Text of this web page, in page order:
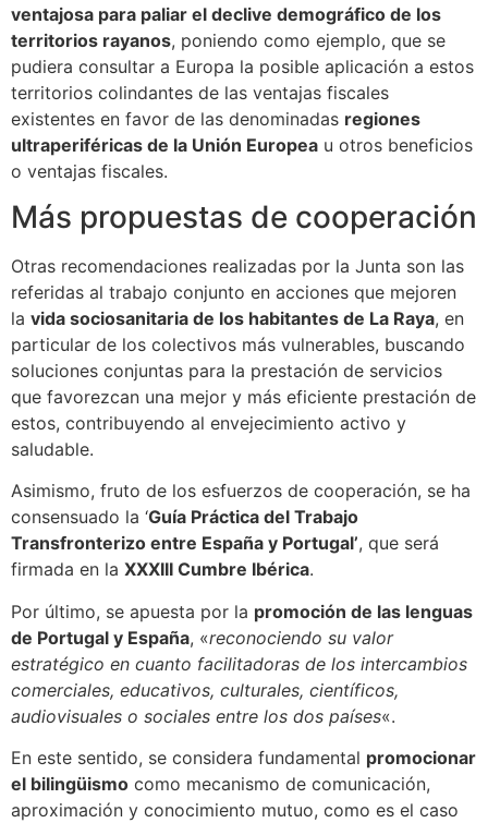
ventajosa para paliar el declive demográfico de los
territorios rayanos, poniendo como ejemplo, que se
pudiera consultar a Europa la posible aplicación a estos
territorios colindantes de las ventajas fiscales
existentes en favor de las denominadas regiones
ultraperiféricas de la Unión Europea u otros beneficios
o ventajas fiscales.
Más propuestas de cooperación
Otras recomendaciones realizadas por la Junta son las
referidas al trabajo conjunto en acciones que mejoren
la vida sociosanitaria de los habitantes de La Raya, en
particular de los colectivos más vulnerables, buscando
soluciones conjuntas para la prestación de servicios
que favorezcan una mejor y más eficiente prestación de
estos, contribuyendo al envejecimiento activo y
saludable.
Asimismo, fruto de los esfuerzos de cooperación, se ha
consensuado la ‘Guía Práctica del Trabajo
Transfronterizo entre España y Portugal’, que será
firmada en la XXXIII Cumbre Ibérica.
Por último, se apuesta por la promoción de las lenguas
de Portugal y España, «reconociendo su valor
estratégico en cuanto facilitadoras de los intercambios
comerciales, educativos, culturales, científicos,
audiovisuales o sociales entre los dos países«.
En este sentido, se considera fundamental promocionar
el bilingüismo como mecanismo de comunicación,
aproximación y conocimiento mutuo, como es el caso